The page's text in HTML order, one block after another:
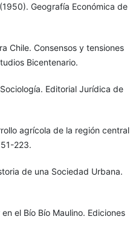
Geografía Económica de
Chile. Consensos y tensiones
Bicentenario.
Editorial Jurídica de
agrícola de la región central
223.
de una Sociedad Urbana.
el Bío Bío Maulino. Ediciones